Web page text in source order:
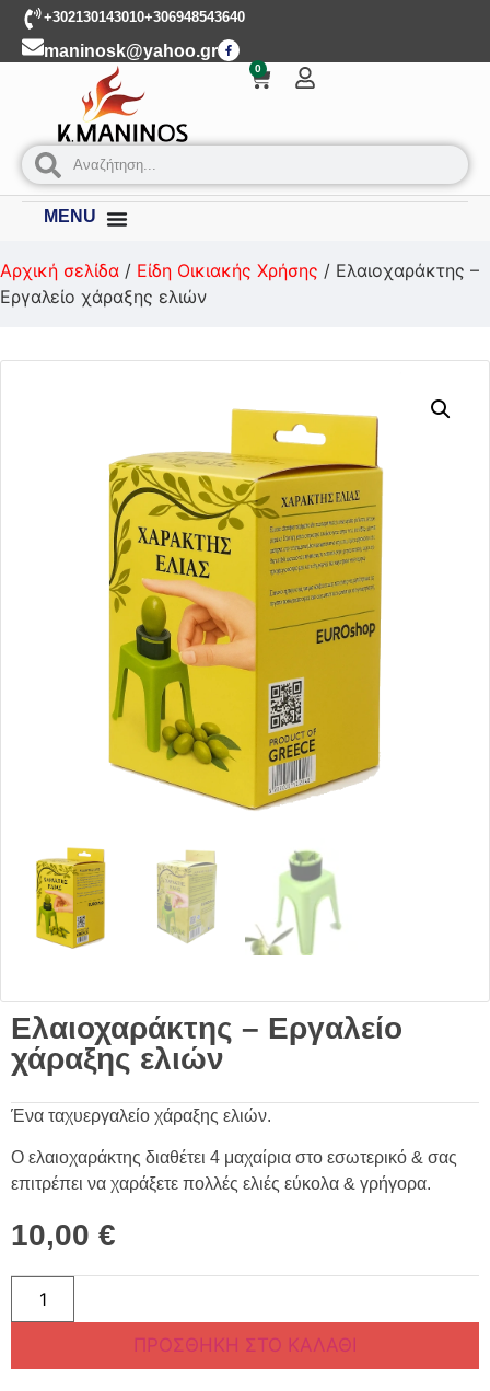
+302130143010+306948543640
maninosk@yahoo.gr
0
MENU
Αρχική σελίδα / Είδη Οικιακής Χρήσης / Ελαιοχαράκτης –
Εργαλείο χάραξης ελιών
Ελαιοχαράκτης – Εργαλείο
χάραξης ελιών
Ένα ταχυεργαλείο χάραξης ελιών.
Ο ελαιοχαράκτης διαθέτει 4 μαχαίρια στο εσωτερικό & σας
επιτρέπει να χαράξετε πολλές ελιές εύκολα & γρήγορα.
10,00 €
ΠΡΟΣΘΉΚΗ ΣΤΟ ΚΑΛΆΘΙ